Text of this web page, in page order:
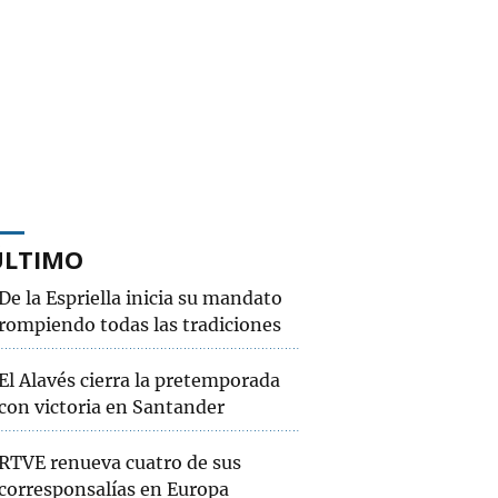
la Espriella inicia su mandato
todas las tradiciones
Alavés cierra la pretemporada
victoria en Santander
renueva cuatro de sus
en Europa